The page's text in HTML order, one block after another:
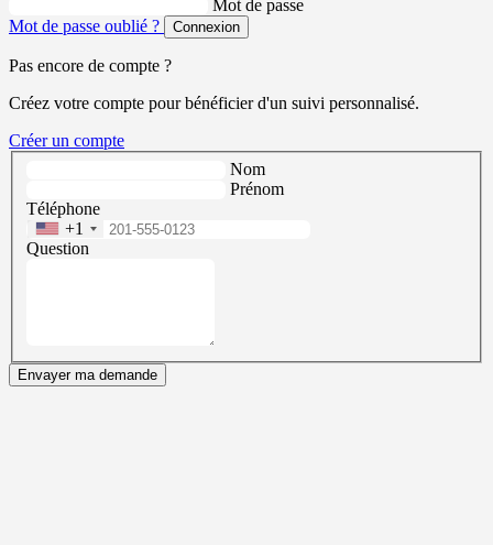
Mot de passe
Mot de passe oublié ?
Connexion
Pas encore de compte ?
Créez votre compte pour bénéficier d'un suivi personnalisé.
Créer un compte
Nom
Prénom
Téléphone
+1
Question
Envayer ma demande